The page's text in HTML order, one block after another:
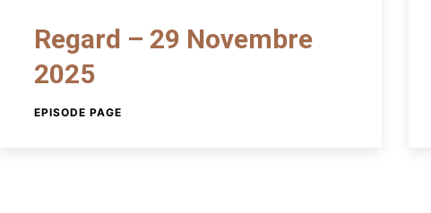
Regard – 29 Novembre
2025
EPISODE PAGE